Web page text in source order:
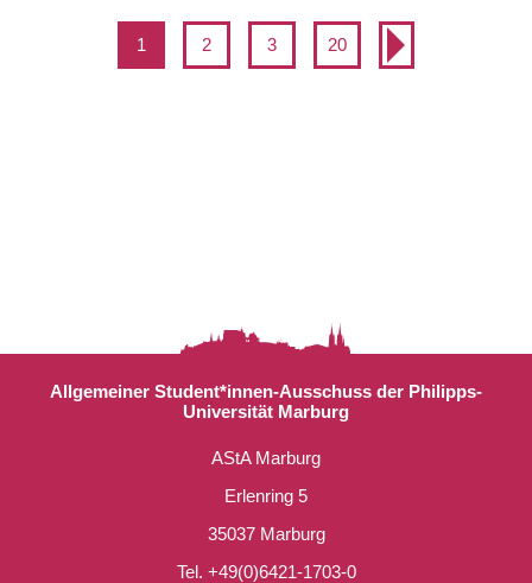
1 2 3 20
Allgemeiner Student*innen-Ausschuss der Philipps-
Universität Marburg
AStA Marburg
Erlenring 5
35037 Marburg
Tel. +49(0)6421-1703-0